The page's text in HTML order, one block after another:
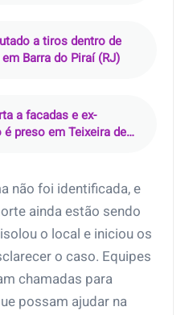
a tiros dentro de
Barra do Piraí (RJ)
a facadas e ex-
preso em Teixeira de
não foi identificada, e
ainda estão sendo
o local e iniciou os
o caso. Equipes
chamadas para
possam ajudar na